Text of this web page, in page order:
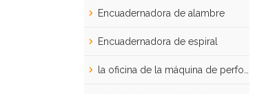
Encuadernadora de alambre
Encuadernadora de espiral